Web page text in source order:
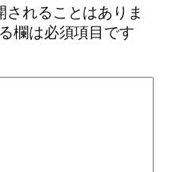
れることはありま
欄は必須項目です